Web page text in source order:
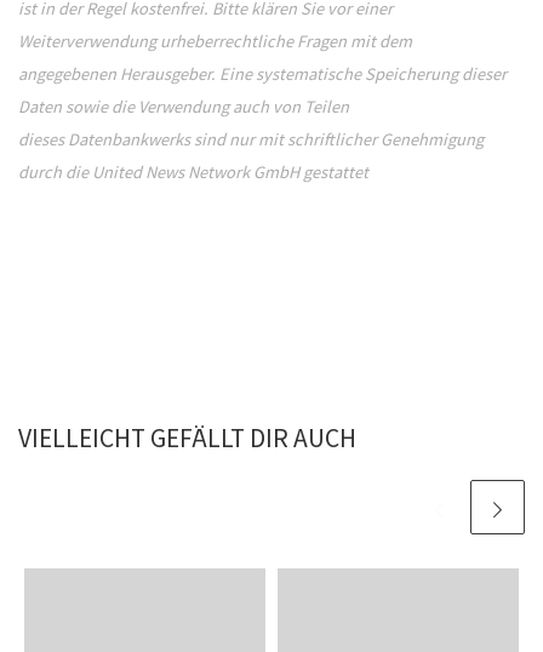
ist in der Regel kostenfrei. Bitte klären Sie vor einer
Weiterverwendung urheberrechtliche Fragen mit dem
angegebenen Herausgeber. Eine systematische Speicherung dieser
Daten sowie die Verwendung auch von Teilen
dieses Datenbankwerks sind nur mit schriftlicher Genehmigung
durch die United News Network GmbH gestattet
VIELLEICHT GEFÄLLT DIR AUCH